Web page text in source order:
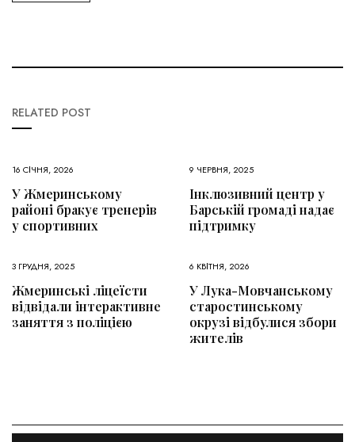
RELATED POST
16 СІЧНЯ, 2026
У Жмеринському
районі бракує тренерів
у спортивних
9 ЧЕРВНЯ, 2025
Інклюзивний центр у
Барській громаді надає
підтримку
3 ГРУДНЯ, 2025
Жмеринські ліцеїсти
відвідали інтерактивне
заняття з поліцією
6 КВІТНЯ, 2026
У Лука-Мовчанському
старостинському
окрузі відбулися збори
жителів